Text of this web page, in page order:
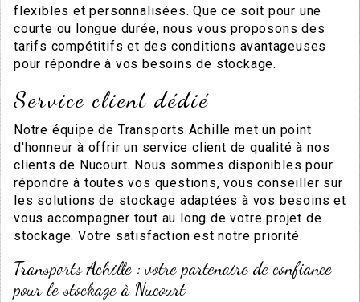
flexibles et personnalisées. Que ce soit pour une
courte ou longue durée, nous vous proposons des
tarifs compétitifs et des conditions avantageuses
pour répondre à vos besoins de stockage.
Service client dédié
Notre équipe de Transports Achille met un point
d'honneur à offrir un service client de qualité à nos
clients de Nucourt. Nous sommes disponibles pour
répondre à toutes vos questions, vous conseiller sur
les solutions de stockage adaptées à vos besoins et
vous accompagner tout au long de votre projet de
stockage. Votre satisfaction est notre priorité.
Transports Achille : votre partenaire de confiance
pour le stockage à Nucourt